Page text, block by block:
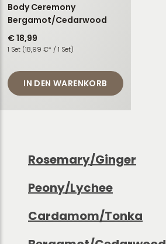
Body Ceremony
Bergamot/Cedarwood
€ 18,99
1 Set (18,99 €* / 1 Set)
IN DEN WARENKORB
Rosemary/Ginger
Peony/Lychee
Cardamom/Tonka